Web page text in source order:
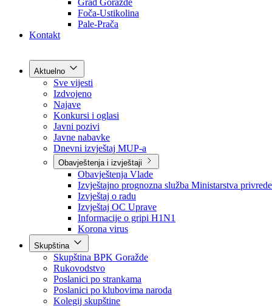
Sport
Općine
Kontakt
Aktuelno
Sve vijesti
Izdvojeno
Najave
Konkursi i oglasi
Javni pozivi
Javne nabavke
Dnevni izvještaj MUP-a
Obavještenja i izvještaji
Obavještenja Vlade
Izvještajno prognozna služba Ministarstva privrede
Izvještaj o radu
Izvještaj OC Uprave
Informacije o gripi H1N1
Korona virus
Skupština
Skupština BPK Goražde
Rukovodstvo